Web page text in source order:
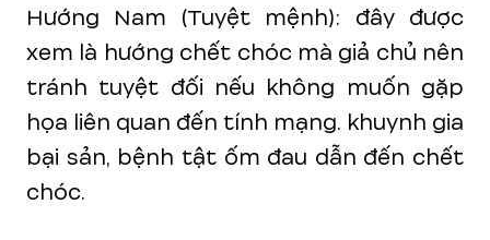
Hướng Nam (Tuyệt mệnh): đây được
xem là hướng chết chóc mà giả chủ nên
tránh tuyệt đối nếu không muốn gặp
họa liên quan đến tính mạng. khuynh gia
bại sản, bệnh tật ốm đau dẫn đến chết
chóc.